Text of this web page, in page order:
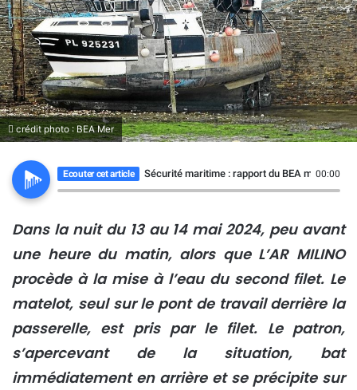
crédit photo : BEA Mer
Ecouter cet article Sécurité maritime : rapport du BEA mer sur
00:00
Dans la nuit du 13 au 14 mai 2024, peu avant
une heure du matin, alors que L’AR MILINO
procède à la mise à l’eau du second filet. Le
matelot, seul sur le pont de travail derrière la
passerelle, est pris par le filet. Le patron,
s’apercevant de la situation, bat
immédiatement en arrière et se précipite sur